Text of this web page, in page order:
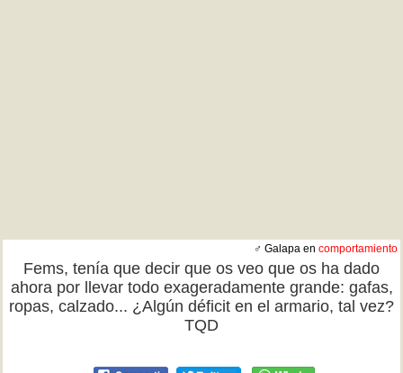
♂ Galapa en comportamiento
Fems, tenía que decir que os veo que os ha dado
ahora por llevar todo exageradamente grande: gafas,
ropas, calzado... ¿Algún déficit en el armario, tal vez?
TQD